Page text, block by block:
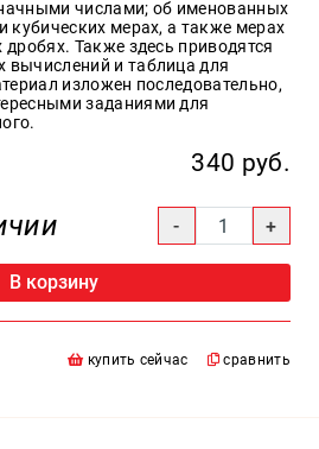
числами; об именованных
кубических мерах, а также мерах
Также здесь приводятся
и таблица для
изложен последовательно,
заданиями для
340 руб.
В корзину
купить сейчас сравнить